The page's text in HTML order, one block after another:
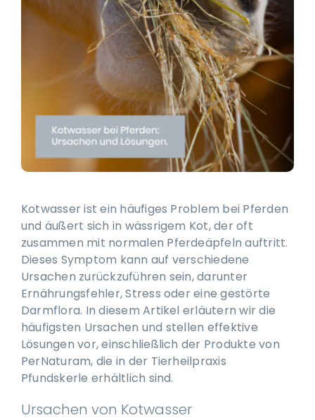
Ausbildung & Training für Reiter und Pferd
Blog
Job & Karriere
Kontakt
Kotwasser ist ein häufiges Problem bei Pferden
und äußert sich in wässrigem Kot, der oft
zusammen mit normalen Pferdeäpfeln auftritt.
Dieses Symptom kann auf verschiedene
Ursachen zurückzuführen sein, darunter
Ernährungsfehler, Stress oder eine gestörte
Darmflora. In diesem Artikel erläutern wir die
häufigsten Ursachen und stellen effektive
Lösungen vor, einschließlich der Produkte von
PerNaturam, die in der Tierheilpraxis
Pfundskerle erhältlich sind.
Ursachen von Kotwasser